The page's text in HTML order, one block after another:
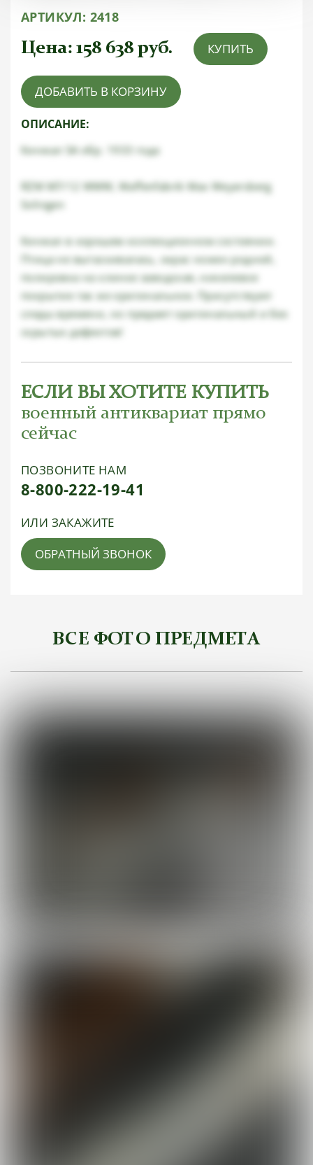
АРТИКУЛ: 2418
Цена: 158 638 руб. КУПИТЬ
ДОБАВИТЬ В КОРЗИНУ
ОПИСАНИЕ:
Кинжал SA обр. 1933 года
RZM M7/12 WMW, Waffenfabrik Max Weyersberg
Solingen
Кинжал в хорошем коллекционном состоянии.
Птица не вытаскивалась, окрас ножен родной,
полировка на клинке заводская, никелевое
покрытие так же оригинальное. Присутствуют
следы времени, но предмет оригинальный и без
скрытых дефектов!
ЕСЛИ ВЫ ХОТИТЕ КУПИТЬ
военный антиквариат прямо
сейчас
ПОЗВОНИТЕ НАМ
8-800-222-19-41
ИЛИ ЗАКАЖИТЕ
ОБРАТНЫЙ ЗВОНОК
ВСЕ ФОТО ПРЕДМЕТА